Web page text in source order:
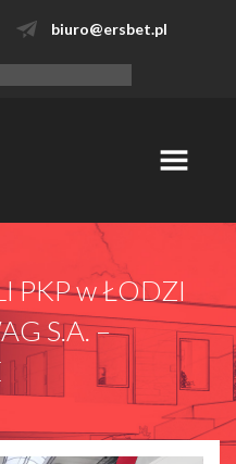
biuro@ersbet.pl
PKP w ŁODZI
S.A. –